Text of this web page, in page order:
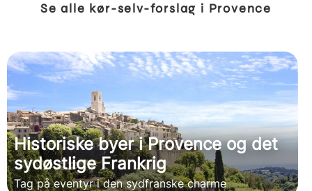
Se alle kør-selv-forslag i Provence
Historiske byer i Provence og det
sydøstlige Frankrig
Tag på eventyr i den sydfranske charme